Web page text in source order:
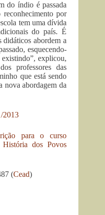
do índio é passada
por
tem uma dívida
do país. É
abordem a
esquecendo-
explicou,
professores das
que está sendo
nova abordagem da
2013
para o curso
dos Povos
(Cead)